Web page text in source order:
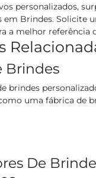
personalizados,
em Brindes. Solicite
a melhor referência
Brindes
brindes
uma fábrica de
De